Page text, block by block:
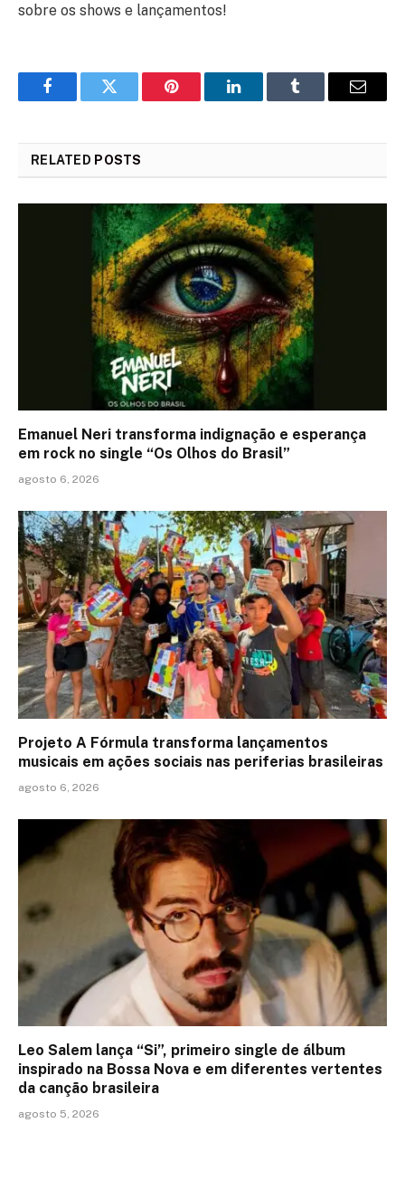
sobre os shows e lançamentos!
FacebookTwitter Pinterest LinkedInTumblr Email
RELATED POSTS
Emanuel Neri transforma indignação e esperança
em rock no single “Os Olhos do Brasil”
agosto 6, 2026
Projeto A Fórmula transforma lançamentos
musicais em ações sociais nas periferias brasileiras
agosto 6, 2026
Leo Salem lança “Si”, primeiro single de álbum
inspirado na Bossa Nova e em diferentes vertentes
da canção brasileira
agosto 5, 2026